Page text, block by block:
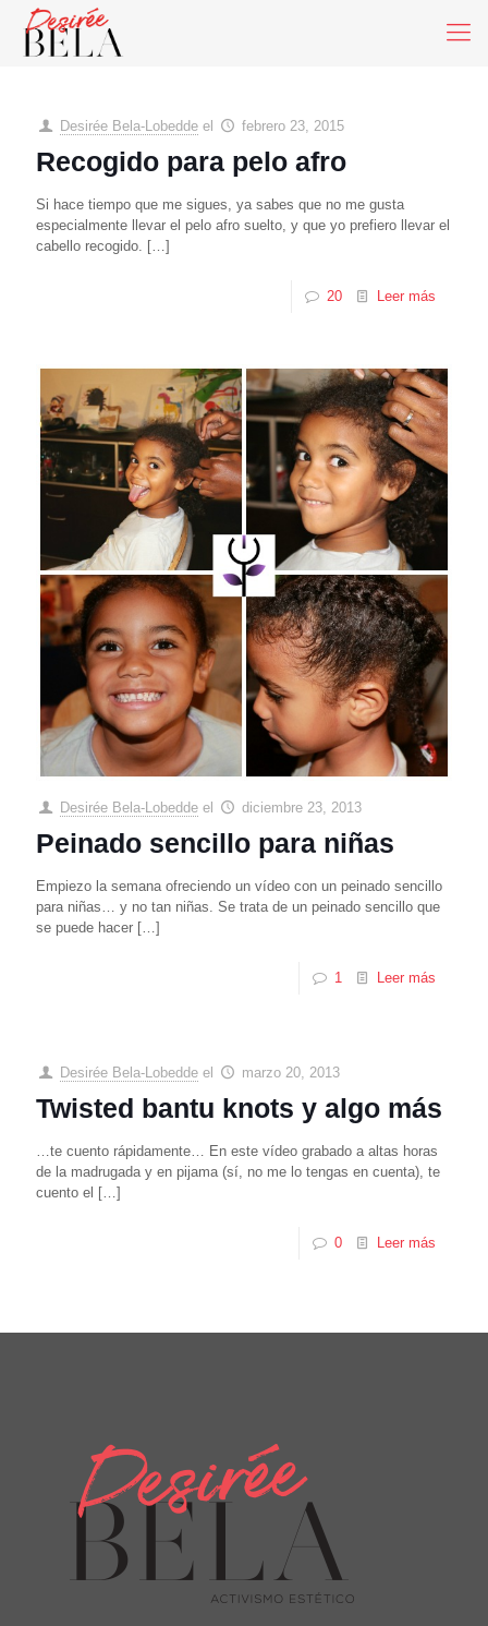
Desirée Bela-Lobedde el febrero 23, 2015
Recogido para pelo afro
Si hace tiempo que me sigues, ya sabes que no me gusta
especialmente llevar el pelo afro suelto, y que yo prefiero llevar el
cabello recogido. […]
20 Leer más
Desirée Bela-Lobedde el diciembre 23, 2013
Peinado sencillo para niñas
Empiezo la semana ofreciendo un vídeo con un peinado sencillo
para niñas… y no tan niñas. Se trata de un peinado sencillo que
se puede hacer […]
1 Leer más
Desirée Bela-Lobedde el marzo 20, 2013
Twisted bantu knots y algo más
…te cuento rápidamente… En este vídeo grabado a altas horas
de la madrugada y en pijama (sí, no me lo tengas en cuenta), te
cuento el […]
0 Leer más